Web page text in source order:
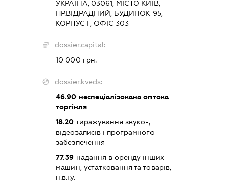
УКРАЇНА, 03061, МІСТО КИЇВ,
ПР.ВІДРАДНИЙ, БУДИНОК 95,
КОРПУС Г, ОФІС 303
dossier.capital:
10 000 грн.
dossier.kveds:
46.90 неспеціалізована оптова
торгівля
18.20тиражування звуко-,
відеозаписів і програмного
забезпечення
77.39 надання в оренду інших
машин, устатковання та товарів,
н.в.і.у.